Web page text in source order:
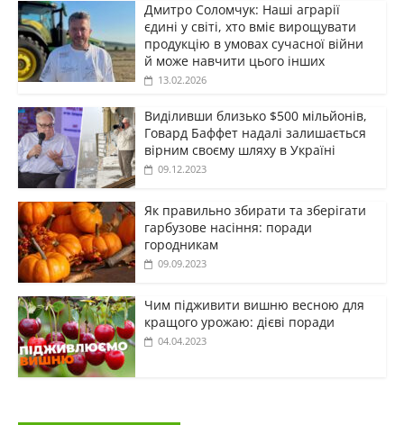
Дмитро Соломчук: Наші аграрії
єдині у світі, хто вміє вирощувати
продукцію в умовах сучасної війни
й може навчити цього інших
13.02.2026
Виділивши близько $500 мільйонів,
Говард Баффет надалі залишається
вірним своєму шляху в Україні
09.12.2023
Як правильно збирати та зберігати
гарбузове насіння: поради
городникам
09.09.2023
Чим підживити вишню весною для
кращого урожаю: дієві поради
04.04.2023